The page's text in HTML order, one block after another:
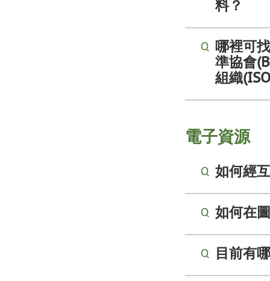
料？
哪裡可
準協會
組織
電子資源
如何經
如何在
目前有